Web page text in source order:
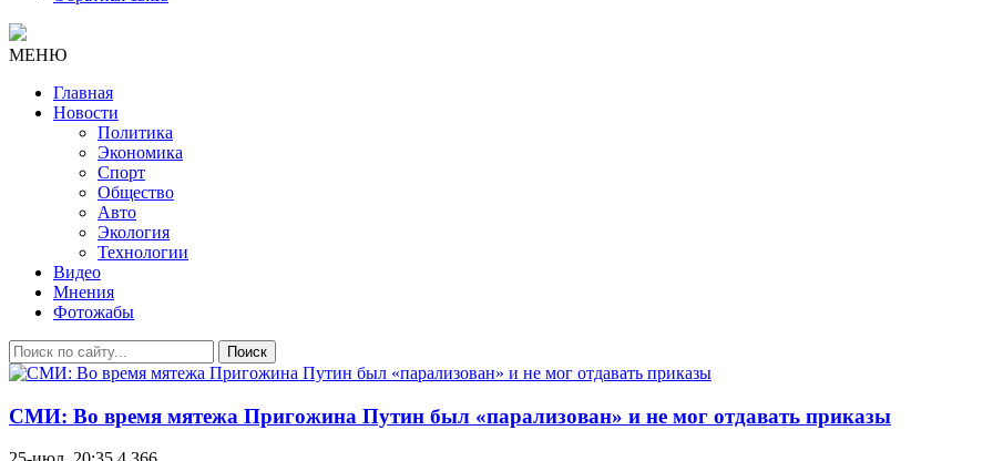
МЕНЮ
Главная
Новости
Политика
Экономика
Спорт
Общество
Авто
Экология
Технологии
Видео
Мнения
Фотожабы
Поиск
СМИ: Во время мятежа Пригожина Путин был «парализован» и не мог отдавать приказы